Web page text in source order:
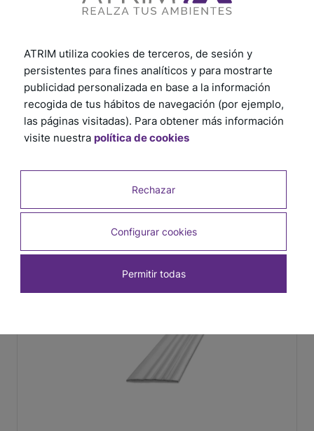
ATRIM utiliza cookies de terceros, de sesión y
persistentes para fines analíticos y para mostrarte
publicidad personalizada en base a la información
recogida de tus hábitos de navegación (por ejemplo,
las páginas visitadas). Para obtener más información
visite nuestra política de cookies
Rechazar
Configurar cookies
Permitir todas